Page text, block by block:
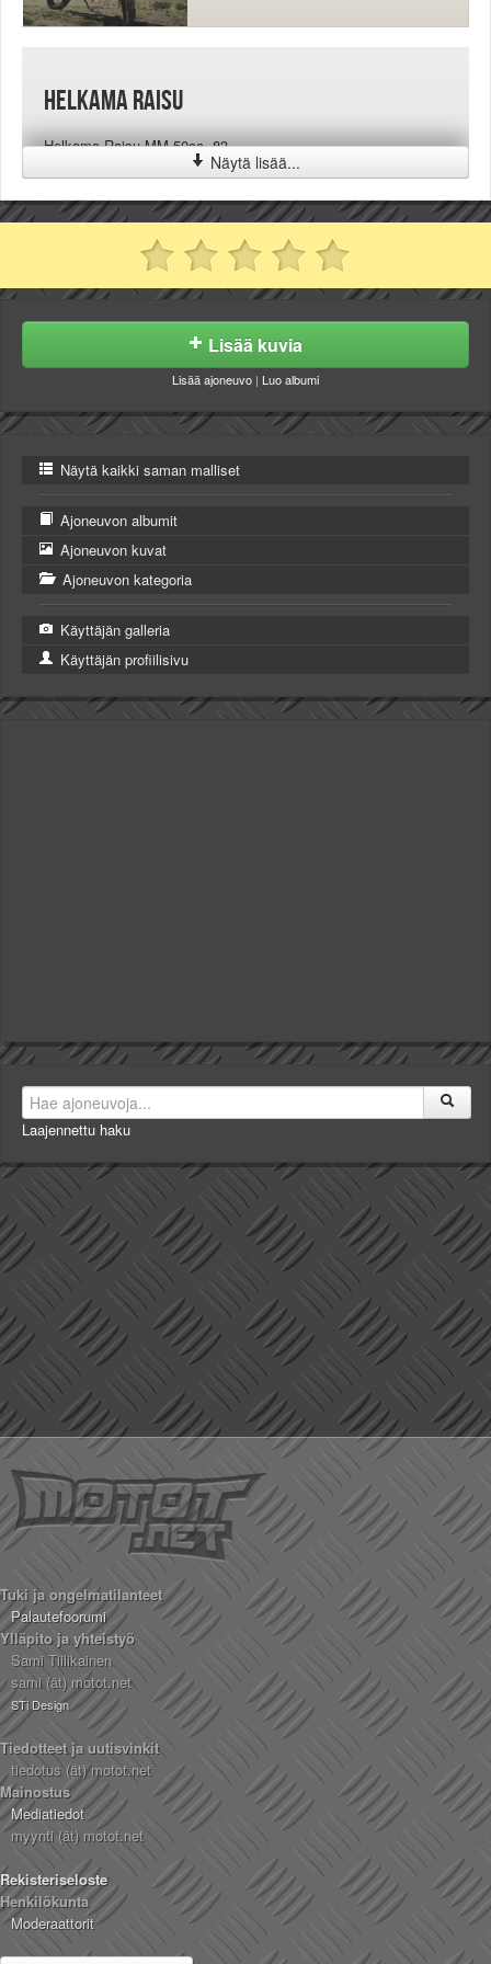
Näytä lisää...
Helkama Raisu
Helkama Raisu MM 50cc -83.
Lisää kuvia
Lisää ajoneuvo | Luo albumi
Näytä kaikki saman malliset
Ajoneuvon albumit
Ajoneuvon kuvat
Ajoneuvon kategoria
Käyttäjän galleria
Käyttäjän profiilisivu
Laajennettu haku
Tuki ja ongelmatilanteet
Palautefoorumi
Ylläpito ja yhteistyö
Sami Tiilikainen
sami (ät) motot.net
STi Design
Tiedotteet ja uutisvinkit
tiedotus (ät) motot.net
Mainostus
Mediatiedot
myynti (ät) motot.net
Rekisteriseloste
Henkilökunta
Moderaattorit